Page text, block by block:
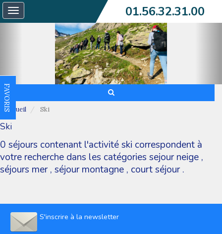
Toggle
navigation
01.56.32.31.00
FAVORIS
Accueil Ski
Ski
0 séjours contenant l'activité ski correspondent à
votre recherche dans les catégories sejour neige ,
séjours mer, séjour montagne , court séjour.
S'inscrire à la newsletter